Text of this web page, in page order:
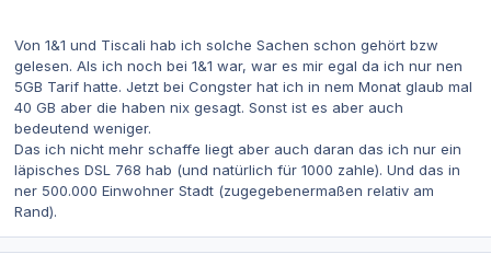
Von 1&1 und Tiscali hab ich solche Sachen schon gehört bzw
gelesen. Als ich noch bei 1&1 war, war es mir egal da ich nur nen
5GB Tarif hatte. Jetzt bei Congster hat ich in nem Monat glaub mal
40 GB aber die haben nix gesagt. Sonst ist es aber auch
bedeutend weniger.
Das ich nicht mehr schaffe liegt aber auch daran das ich nur ein
läpisches DSL 768 hab (und natürlich für 1000 zahle). Und das in
ner 500.000 Einwohner Stadt (zugegebenermaßen relativ am
Rand).